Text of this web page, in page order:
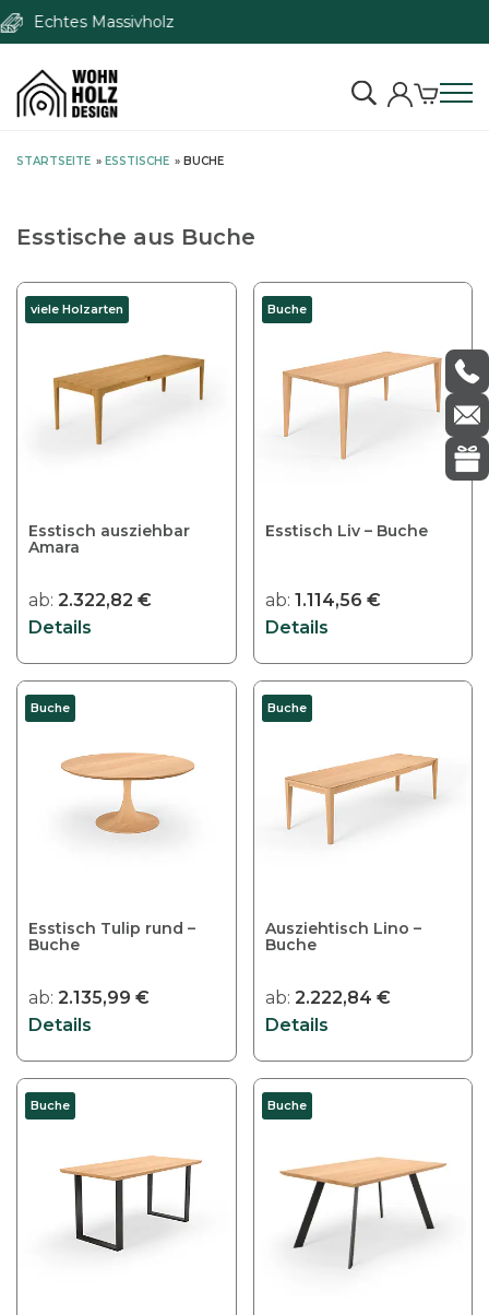
STARTSEITE » ESSTISCHE » BUCHE
Esstische aus Buche
viele Holzarten
Esstisch ausziehbar
Amara
ab: 2.322,82 €
Details
Buche
Esstisch Liv – Buche
ab: 1.114,56 €
Details
Buche
Esstisch Tulip rund –
Buche
ab: 2.135,99 €
Details
Buche
Ausziehtisch Lino –
Buche
ab: 2.222,84 €
Details
Buche Buche